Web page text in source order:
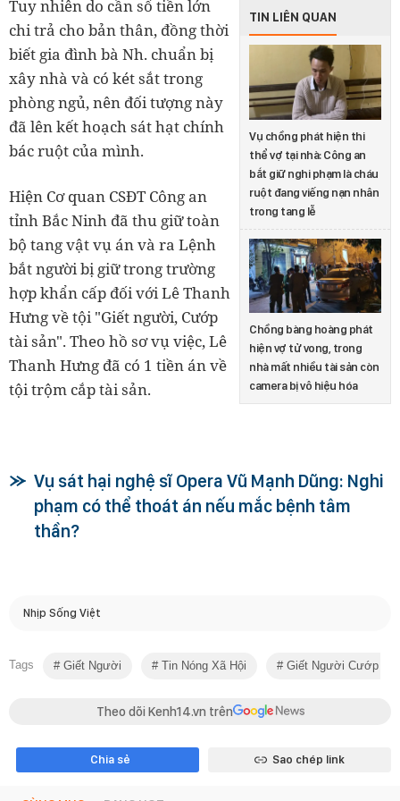
TIN LIÊN QUAN
Vụ chồng phát hiện thi
thể vợ tại nhà: Công an
bắt giữ nghi phạm là cháu
ruột đang viếng nạn nhân
trong tang lễ
Chồng bàng hoàng phát
hiện vợ tử vong, trong
nhà mất nhiều tài sản còn
camera bị vô hiệu hóa
Tuy nhiên do cần số tiền lớn
chi trả cho bản thân, đồng thời
biết gia đình bà Nh. chuẩn bị
xây nhà và có két sắt trong
phòng ngủ, nên đối tượng này
đã lên kết hoạch sát hạt chính
bác ruột của mình.
Hiện Cơ quan CSĐT Công an
tỉnh Bắc Ninh đã thu giữ toàn
bộ tang vật vụ án và ra Lệnh
bắt người bị giữ trong trường
hợp khẩn cấp đối với Lê Thanh
Hưng về tội "Giết người, Cướp
tài sản". Theo hồ sơ vụ việc, Lê
Thanh Hưng đã có 1 tiền án về
tội trộm cắp tài sản.
Vụ sát hại nghệ sĩ Opera Vũ Mạnh Dũng: Nghi
phạm có thể thoát án nếu mắc bệnh tâm
thần?
Nhịp Sống Việt
Tags Giết Người Tin Nóng Xã Hội Giết Người Cướp
Theo dõi Kenh14.vn trên
Chia sẻ Sao chép link